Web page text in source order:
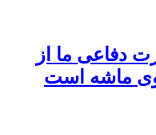
دفاعی ما از
ماشه است